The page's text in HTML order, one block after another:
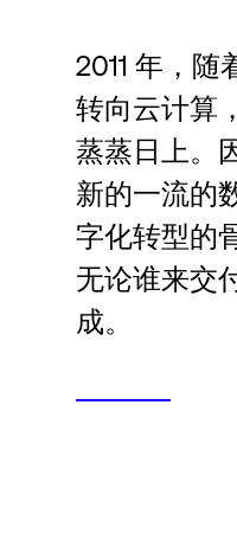
Language
登录
2011 年，随
转向云计算
蒸蒸日上。
新的一流的
字化转型的
无论谁来交
成。